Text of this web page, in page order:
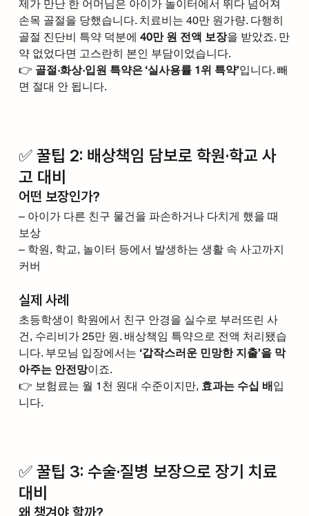
제가 만난 한 어머님은 아이가 놀이터에서 뛰다 넘어져
손목 골절을 당했습니다. 치료비는 40만 원가량. 다행히
골절 진단비 특약 덕분에 40만 원 전액 보장을 받았죠. 만
약 없었다면 고스란히 본인 부담이었습니다.
👉 골절·화상·입원 특약은 ‘실사용률 1위 특약’입니다. 빼
면 절대 안 됩니다.
✅ 꿀팁 2: 배상책임 담보로 학원·학교 사
고 대비
어떤 보장인가?
– 아이가 다른 친구 물건을 파손하거나 다치게 했을 때
보상
– 학원, 학교, 놀이터 등에서 발생하는 생활 속 사고까지
커버
실제 사례
초등학생이 학원에서 친구 안경을 실수로 부러뜨린 사
건, 수리비가 25만 원. 배상책임 특약으로 전액 처리됐습
니다. 부모님 입장에서는 ‘갑작스러운 민망한 지출’을 막
아주는 안전망이죠.
👉 보험료는 월 1천 원대 수준이지만, 효과는 수십 배 입
니다.
✅ 꿀팁 3: 수술·질병 보장으로 장기 치료
대비